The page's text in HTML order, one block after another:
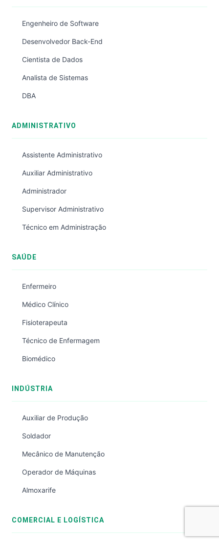
Engenheiro de Software
Desenvolvedor Back-End
Cientista de Dados
Analista de Sistemas
DBA
ADMINISTRATIVO
Assistente Administrativo
Auxiliar Administrativo
Administrador
Supervisor Administrativo
Técnico em Administração
SAÚDE
Enfermeiro
Médico Clínico
Fisioterapeuta
Técnico de Enfermagem
Biomédico
INDÚSTRIA
Auxiliar de Produção
Soldador
Mecânico de Manutenção
Operador de Máquinas
Almoxarife
COMERCIAL E LOGÍSTICA